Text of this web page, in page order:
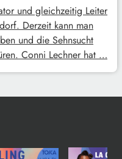
und gleichzeitig Leiter
Derzeit kann man
und die Sehnsucht
Conni Lechner hat …